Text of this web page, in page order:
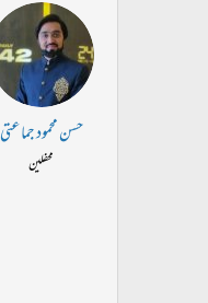
حسن محمود جماعتی
محفلین